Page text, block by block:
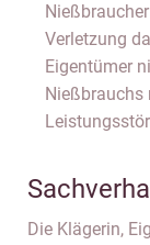
Verletzung
Eigentümer
Nießbrauchs
Die Klägerin,